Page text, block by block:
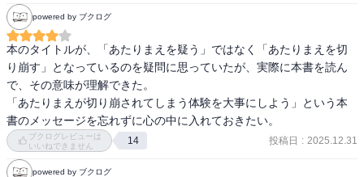
たくなり、ライトに読めそうな本書へ向かった。
【読後感】
アジア社会の集団の違い、文化の違いから、自分のあたりまえって
本当に硬直化してるんだなと感じた。
人間ひとりひとりが環世界を生きている、くらいに、大前提として
相互理解に対する諦念を抱いて暮らしていきたい。そのほうが、ス
トレスフリーな気がする。
【印象に残ったポイント】
powered by ブクログ
本のタイトルが、「あたりまえを疑う」ではなく「あたりまえを切
り崩す」となっているのを疑問に思っていたが、実際に本書を読ん
で、その意味が理解できた。
「あたりまえが切り崩されてしまう体験を大事にしよう」という本
書のメッセージを忘れずに心の中に入れておきたい。
ブクログレビューは
いいねできません
14 投稿日 : 2025.12.31
powered by ブクログ